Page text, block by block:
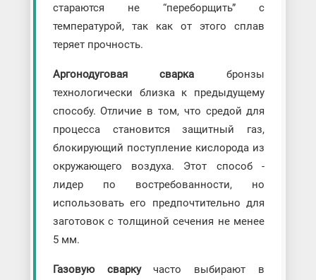
стараются не “переборщить” с
температурой, так как от этого сплав
теряет прочность.
Аргонодуговая сваркабронзы
технологически близка к предыдущему
способу. Отличие в том, что средой для
процесса становится защитный газ,
блокирующий поступление кислорода из
окружающего воздуха. Этот способ -
лидер по востребованности, но
использовать его предпочтительно для
заготовок с толщиной сечения не менее
5 мм.
Газовую сваркучасто выбирают в